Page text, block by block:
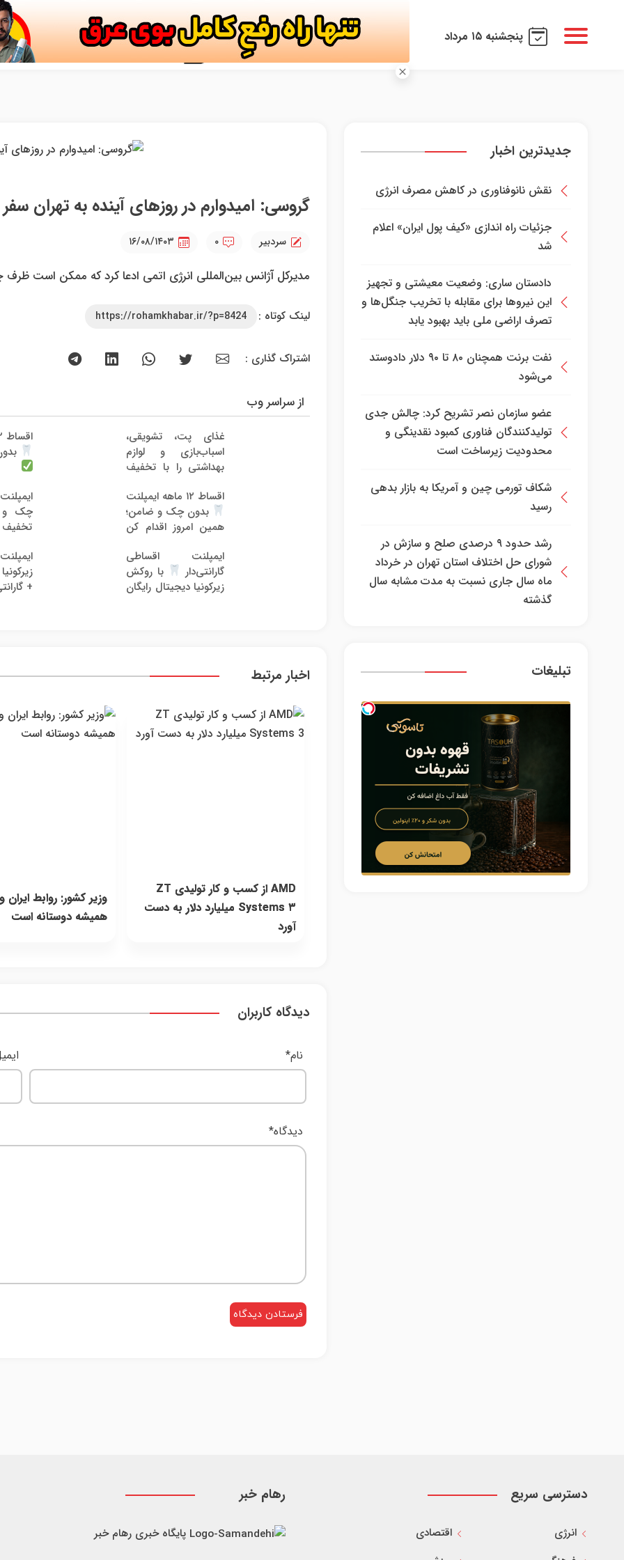
پنجشنبه ۱۵ مرداد
جدیدترین اخبار
نقش نانوفناوری در کاهش مصرف انرژی
جزئیات راه اندازی «کیف پول ایران» اعلام
شد
دادستان ساری: وضعیت معیشتی و تجهیز
این نیرو‌ها برای مقابله با تخریب جنگل‌ها و
تصرف اراضی ملی باید بهبود یابد
نفت برنت همچنان ۸۰ تا ۹۰ دلار دادوستد
می‌شود
عضو سازمان نصر تشریح کرد: چالش جدی
تولیدکنندگان فناوری کمبود نقدینگی و
محدودیت زیرساخت است
شکاف تورمی چین و آمریکا به بازار بدهی
رسید
رشد حدود ۹ درصدی صلح و سازش در
شورای حل اختلاف استان تهران در خرداد
ماه سال جاری نسبت به مدت مشابه سال
گذشته
تبلیغات
گروسی: امیدوارم در روز‌های آینده به تهران
سردبیر ۰ ۱۶/۰۸/۱۴۰۳
مدیرکل آژانس بین‌المللی انرژی اتمی ادعا کرد که ممکن است ظرف
لینک کوتاه : https://rohamkhabar.ir/?p=8424
اشتراک گذاری :
از سراسر وب
غذای پت، تشویقی،
اسباب‌بازی و لوازم
بهداشتی را با تخفیف
اقساط ۱۲ ماهه ایمپلنت
اقساط ۱۲ ماهه ایمپلنت
بدون چک و ضامن؛
همین امروز اقدام کن
ایمپلنت اقساطی
گارانتی‌دار
با روکش
زیرکونیا دیجیتال رایگان
+
اخبار مرتبط
AMD از کسب و کار تولیدی ZT
Systems ۳ میلیارد دلار به دست
آورد
وزیر کشور: روابط ایران
همیشه دوستانه است
دیدگاه کاربران
دیدگاه*
نام*
دسترسی سریع
انرژی
اقتصادی
رهام خبر
پایگاه خبری رهام خبر